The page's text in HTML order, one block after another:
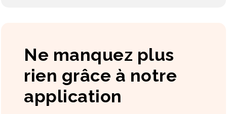
Ne manquez plus
rien grâce à notre
application